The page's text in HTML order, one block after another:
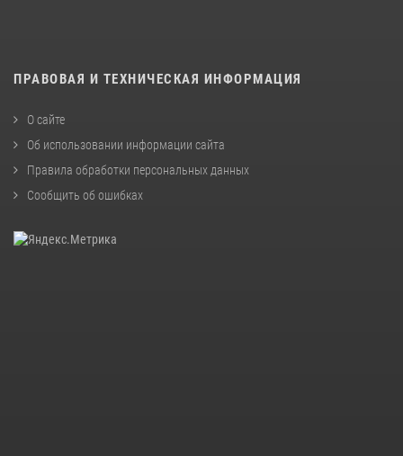
ПРАВОВАЯ И ТЕХНИЧЕСКАЯ ИНФОРМАЦИЯ
О сайте
Об использовании информации сайта
Правила обработки персональных данных
Сообщить об ошибках